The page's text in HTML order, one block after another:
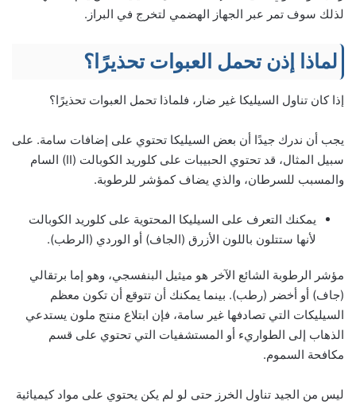
لذلك سوف تمر عبر الجهاز الهضمي لتخرج في البراز.
لماذا إذن تحمل العبوات تحذيرًا؟
إذا كان تناول السيليكا غير ضار، فلماذا تحمل العبوات تحذيرًا؟
يجب أن ندرك جيدًا أن بعض السيليكا تحتوي على إضافات سامة. على
سبيل المثال، قد تحتوي الحبيبات على كلوريد الكوبالت (II) السام
والمسبب للسرطان، والذي يضاف كمؤشر للرطوبة.
يمكنك التعرف على السيليكا المحتوية على كلوريد الكوبالت
لأنها ستتلون باللون الأزرق (الجاف) أو الوردي (الرطب).
مؤشر الرطوبة الشائع الآخر هو ميثيل البنفسجي، وهو إما برتقالي
(جاف) أو أخضر (رطب). بينما يمكنك أن تتوقع أن تكون معظم
السيليكات التي تصادفها غير سامة، فإن ابتلاع منتج ملون يستدعي
الذهاب إلى الطواريء أو المستشفيات التي تحتوي على قسم
مكافحة السموم.
ليس من الجيد تناول الخرز حتى لو لم يكن يحتوي على مواد كيميائية